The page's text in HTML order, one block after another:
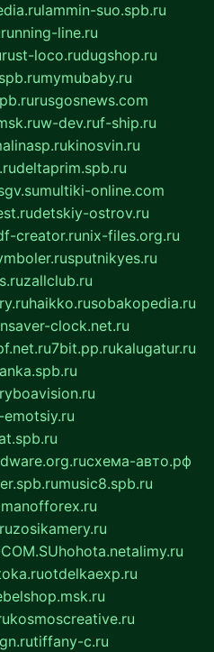
lammin-suo.spb.ru
running-line.ru
rust-loco.rudugshop.ru
mymubaby.ru
rusgosnews.com
w-dev.ruf-ship.ru
kinosvin.ru
deltaprim.spb.ru
multiki-online.com
detskiy-ostrov.ru
creator.runix-files.org.ru
sputnikyes.ru
zallclub.ru
haikko.rusobakopedia.ru
clock.net.ru
7bit.pp.rukalugatur.ru
схема-авто.рф
music8.spb.ru
zosikamery.ru
hohota.netalimy.ru
otdelkaexp.ru
kosmoscreative.ru
tiffany-c.ru